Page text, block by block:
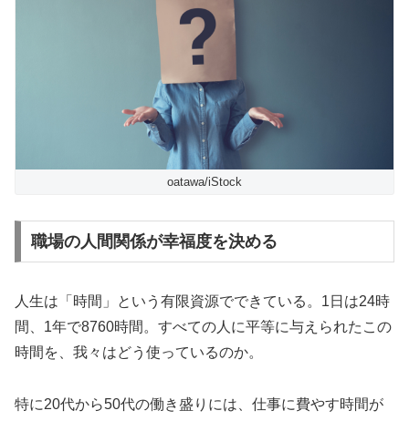
oatawa/iStock
職場の人間関係が幸福度を決める
人生は「時間」という有限資源でできている。1日は24時
間、1年で8760時間。すべての人に平等に与えられたこの
時間を、我々はどう使っているのか。
特に20代から50代の働き盛りには、仕事に費やす時間が